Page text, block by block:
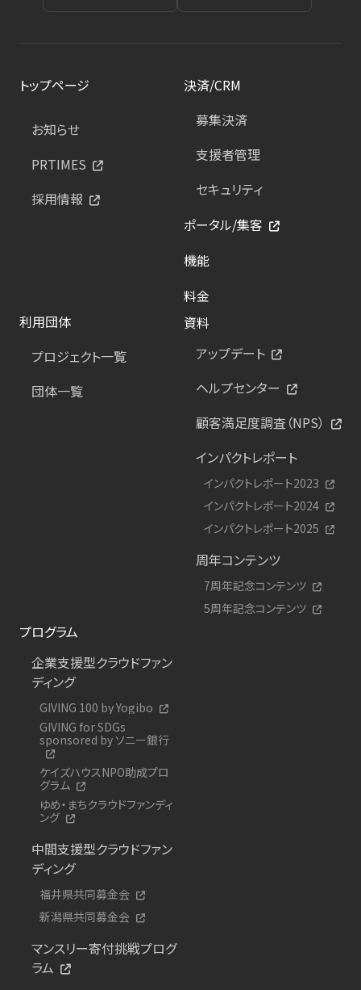
トップページ
お知らせ
PRTIMES
採用情報
決済/CRM
募集決済
支援者管理
セキュリティ
ポータル/集客
機能
料金
利用団体
プロジェクト一覧
団体一覧
資料
アップデート
ヘルプセンター
顧客満足度調査（NPS）
インパクトレポート
インパクトレポート2023
インパクトレポート2024
インパクトレポート2025
周年コンテンツ
7周年記念コンテンツ
5周年記念コンテンツ
プログラム
企業支援型クラウドファン
ディング
GIVING 100 by Yogibo
GIVING for SDGs
sponsored by ソニー銀行
ケイズハウスNPO助成プロ
グラム
ゆめ・まちクラウドファンディ
ング
中間支援型クラウドファン
ディング
福井県共同募金会
新潟県共同募金会
マンスリー寄付挑戦プログ
ラム